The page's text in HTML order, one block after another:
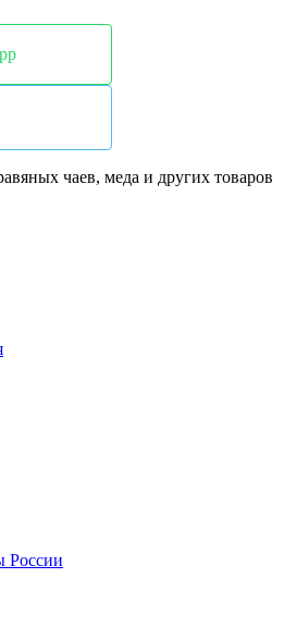
чаев, меда и других товаров
России